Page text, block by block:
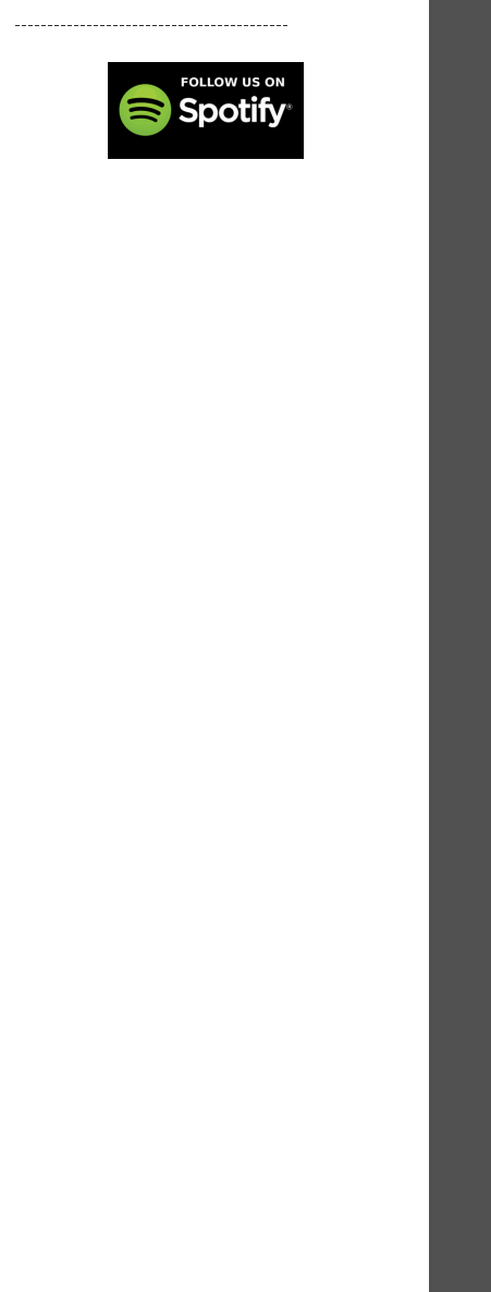
------------------------------------------